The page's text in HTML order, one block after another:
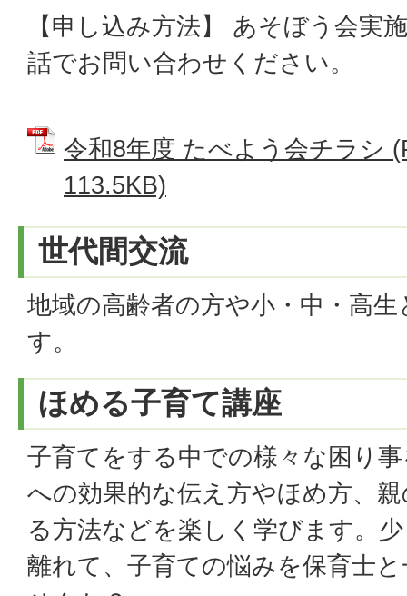
【申し込み方法】 あそぼう会実
話でお問い合わせください。
令和8年度 たべよう会チラシ
113.5KB)
世代間交流
地域の高齢者の方や小・中・高
す。
ほめる子育て講座
子育てをする中での様々な困り
への効果的な伝え方やほめ方、
る方法などを楽しく学びます。
離れて、子育ての悩みを保育士